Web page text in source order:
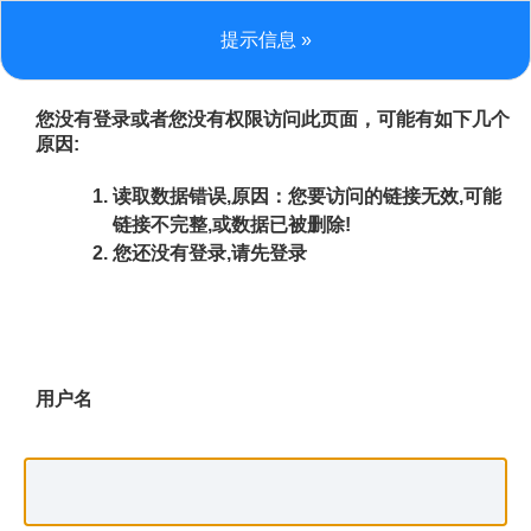
提示信息 »
您没有登录或者您没有权限访问此页面，可能有如下几个
原因:
读取数据错误,原因：您要访问的链接无效,可能
链接不完整,或数据已被删除!
您还没有登录,请先登录
用户名